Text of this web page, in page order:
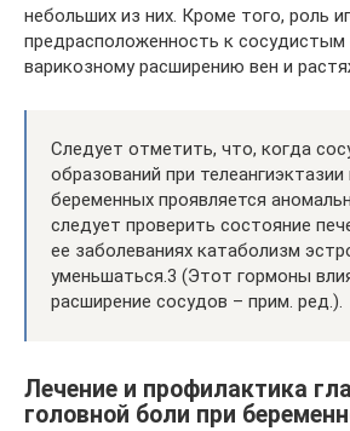
небольших из них. Кроме того, роль
предрасположенность к
варикозному расширению вен и
Следует отметить, что, когда
образований при
беременных проявляется
следует проверить состояние
ее заболеваниях катаболизм
уменьшаться.3 (Этот гормоны
расширение сосудов – прим. ред.).
Лечение и профилактика
головной боли при